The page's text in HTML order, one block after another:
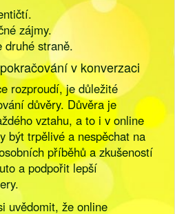
zájmy.
druhé straně.
v konverzaci
rozproudí, je důležité
důvěry. Důvěra je
vztahu, a to i v online
být trpělivé a nespěchat na
příběhů a zkušeností
a podpořit lepší
uvědomit, že online